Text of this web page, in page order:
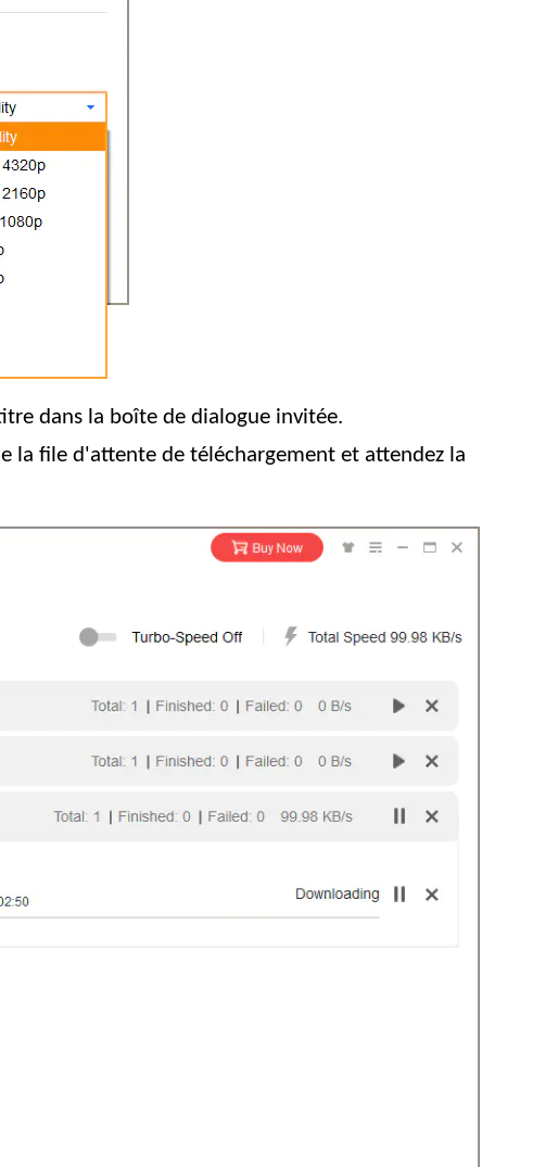
dans la boîte de dialogue invitée.
la file d'attente de téléchargement et attendez la